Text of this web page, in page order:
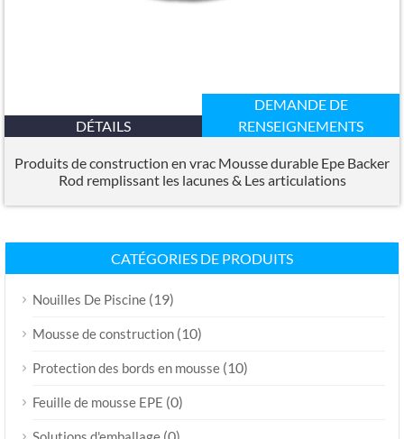
DÉTAILS
DEMANDE DE
RENSEIGNEMENTS
Produits de construction en vrac Mousse durable Epe Backer
Rod remplissant les lacunes & Les articulations
CATÉGORIES DE PRODUITS
Nouilles De Piscine (19)
Mousse de construction (10)
Protection des bords en mousse (10)
Feuille de mousse EPE (0)